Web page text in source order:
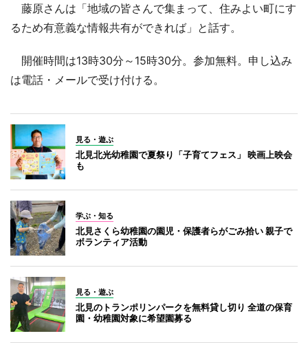
藤原さんは「地域の皆さんで集まって、住みよい町にす
るため有意義な情報共有ができれば」と話す。
開催時間は13時30分～15時30分。参加無料。申し込み
は電話・メールで受け付ける。
見る・遊ぶ
北見北光幼稚園で夏祭り「子育てフェス」 映画上映会
も
学ぶ・知る
北見さくら幼稚園の園児・保護者らがごみ拾い 親子で
ボランティア活動
見る・遊ぶ
北見のトランポリンパークを無料貸し切り 全道の保育
園・幼稚園対象に希望園募る